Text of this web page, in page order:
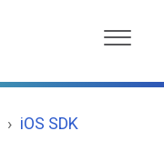
iOS SDK